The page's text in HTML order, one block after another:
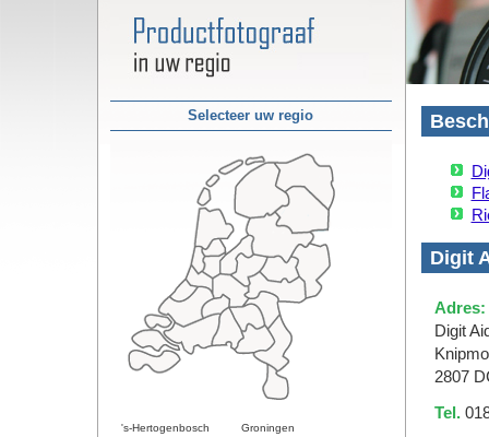
Selecteer uw regio
's-Hertogenbosch
Groningen
Digit
Adres:
Digit
2807
Tel.